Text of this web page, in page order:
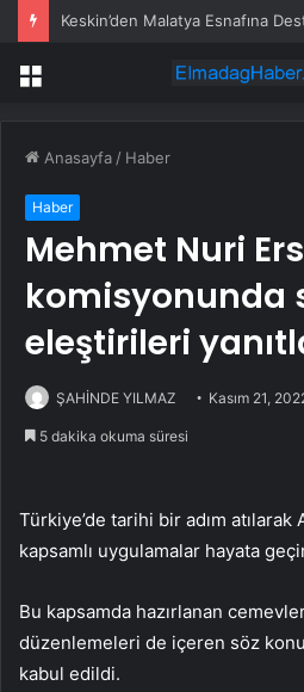
Keskin’den Malatya Esnafına
Menü
Anasayfa / Haber
Haber
Mehmet Nuri
komisyonunda
eleştirileri
ŞAHİNDE YILMAZ Kasım 21,
5 dakika okuma süresi
Türkiye’de tarihi bir adım
kapsamlı uygulamalar hayata
Bu kapsamda hazırlanan
düzenlemeleri de içeren söz
kabul edildi.